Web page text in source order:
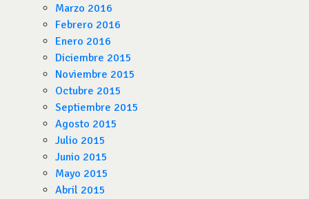
Marzo 2016
Febrero 2016
Enero 2016
Diciembre 2015
Noviembre 2015
Octubre 2015
Septiembre 2015
Agosto 2015
Julio 2015
Junio 2015
Mayo 2015
Abril 2015